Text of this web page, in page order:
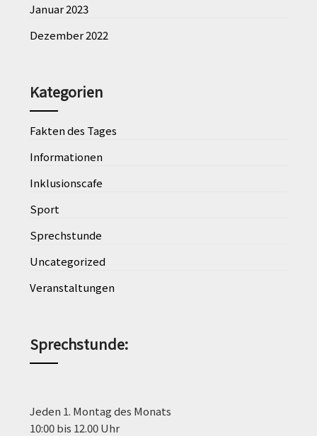
Januar 2023
Dezember 2022
Kategorien
Fakten des Tages
Informationen
Inklusionscafe
Sport
Sprechstunde
Uncategorized
Veranstaltungen
Sprechstunde:
Jeden 1. Montag des Monats
10:00 bis 12.00 Uhr